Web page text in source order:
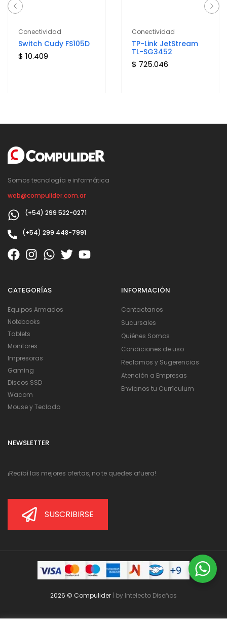
Conectividad
Switch Cudy FS105D
$ 10.409
Conectividad
TP-Link JetStream
TL-SG3452
$ 725.046
Somos tecnología e informática
web@compulider.com.ar
(+54) 299 522-0271
(+54) 299 448-7991
CATEGORÍAS
Equipos Armados
Notebooks
Tablets
Monitores
Impresoras
Gaming
Discos SSD
Wacom
Mouse y Teclado
INFORMACIÓN
Contactanos
Sucursales
Quiénes Somos
Condiciones de uso
Reclamos y Sugerencias
Atención a Empresas
Envianos tu Currículum
NEWSLETTER
¡Recibí las mejores ofertas, no te quedes afuera!
SUSCRIBIRSE
2026 © Compulider | by Intelecto Diseños